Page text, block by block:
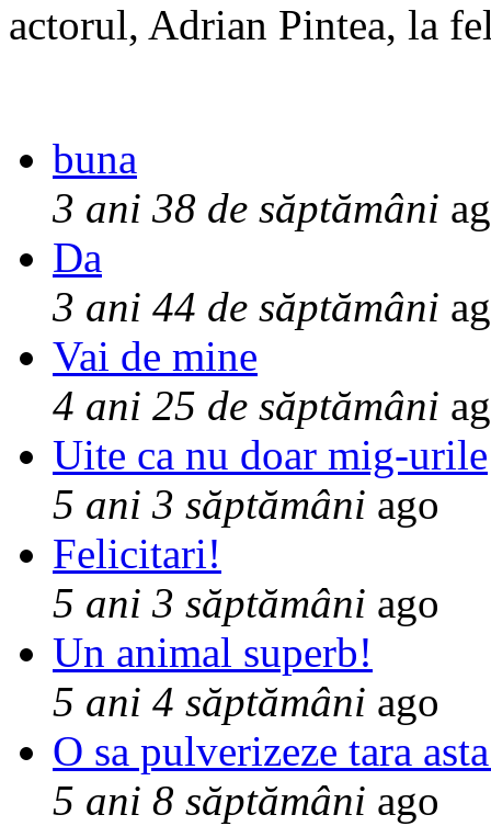
actorul, Adrian Pintea, la
buna
3 ani 38 de săptămâni
Da
3 ani 44 de săptămâni
Vai de mine
4 ani 25 de săptămâni
Uite ca nu doar mig-urile
5 ani 3 săptămâni ago
Felicitari!
5 ani 3 săptămâni ago
Un animal superb!
5 ani 4 săptămâni ago
O sa pulverizeze tara
5 ani 8 săptămâni ago